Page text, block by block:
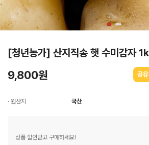
[청년농가] 산지직송 햇 수미감자
9,800원 공
· 원산지 국산
상품 할인받고 구매하세요!